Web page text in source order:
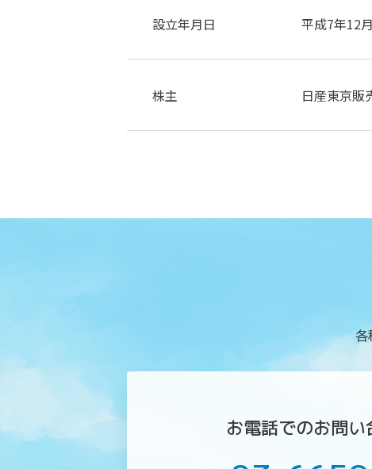
設立年月日 平成7年12月
株主 日産東京販
各
お電話でのお問い